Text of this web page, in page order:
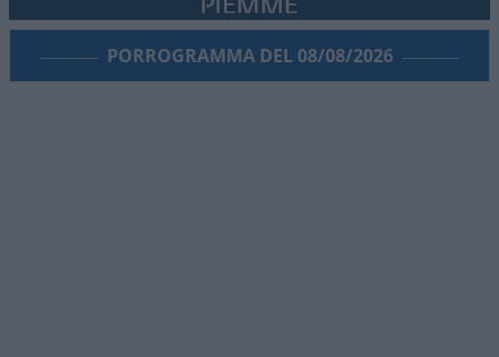
PORROGRAMMA DEL 08/08/2026